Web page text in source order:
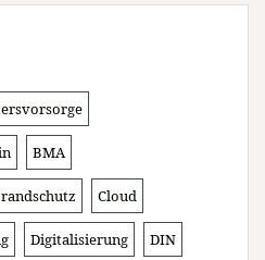
BMA
Cloud
Digitalisierung DIN